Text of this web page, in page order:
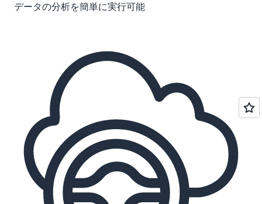
データの分析を簡単に実行可能